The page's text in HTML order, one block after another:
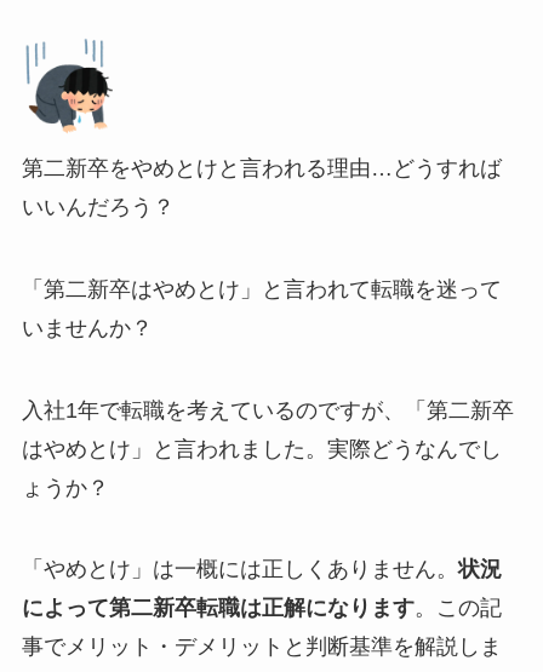
第二新卒をやめとけと言われる理由…どうすれば
いいんだろう？
「第二新卒はやめとけ」と言われて転職を迷って
いませんか？
入社1年で転職を考えているのですが、「第二新卒
はやめとけ」と言われました。実際どうなんでし
ょうか？
「やめとけ」は一概には正しくありません。状況
によって第二新卒転職は正解になります。この記
事でメリット・デメリットと判断基準を解説しま